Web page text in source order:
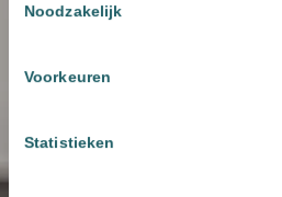
Noodzakelijk
Voorkeuren
Statistieken